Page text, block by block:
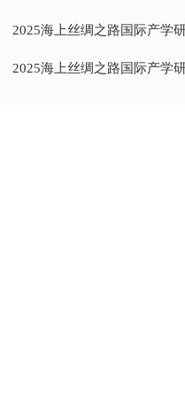
2025海上丝绸之路国际产学
2025海上丝绸之路国际产学